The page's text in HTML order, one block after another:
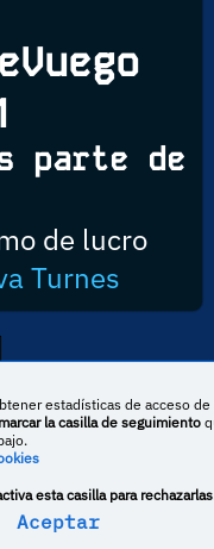
parte de
de lucro
Turnes
Internacional
estadísticas de acceso de
la casilla de seguimiento
esta casilla para
Aceptar